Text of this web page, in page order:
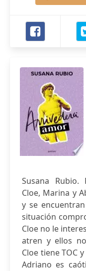
Susana Rubio.
Cloe, Marina y
y se
situación
Cloe no le
atren y ellos
Cloe tiene TOC
Adriano es